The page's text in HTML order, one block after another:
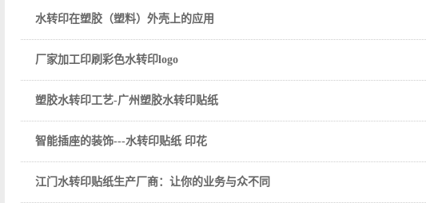
水转印在塑胶（塑料）外壳上的应用
厂家加工印刷彩色水转印logo
塑胶水转印工艺-广州塑胶水转印贴纸
智能插座的装饰---水转印贴纸 印花
江门水转印贴纸生产厂商：让你的业务与众不同